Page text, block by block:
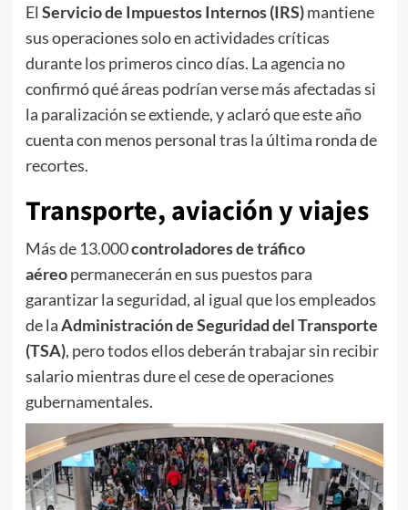
El Servicio de Impuestos Internos (IRS)mantiene
sus operaciones solo en actividades críticas
durante los primeros cinco días. La agencia no
confirmó qué áreas podrían verse más afectadas si
la paralización se extiende, y aclaró que este año
cuenta con menos personal tras la última ronda de
recortes.
Transporte, aviación y viajes
Más de 13.000controladores de tráfico
aéreopermanecerán en sus puestos para
garantizar la seguridad, al igual que los empleados
de laAdministración de Seguridad del Transporte
(TSA), pero todos ellos deberán trabajar sin recibir
salario mientras dure el cese de operaciones
gubernamentales.